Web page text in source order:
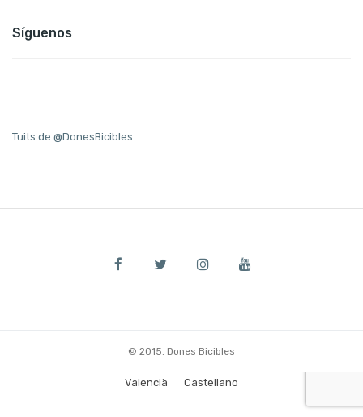
Síguenos
Tuits de @DonesBicibles
© 2015. Dones Bicibles
Valencià Castellano